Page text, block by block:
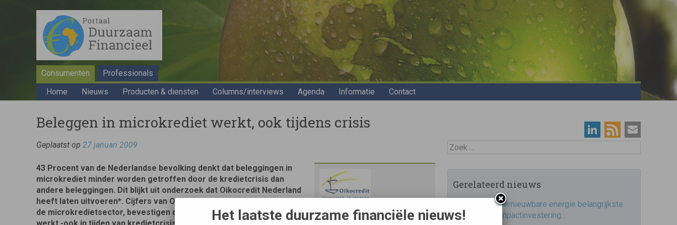
Consumenten
Professionals
Home
Nieuws Producten & diensten Columns/interviews Agenda Informatie Contact
Beleggen in microkrediet werkt, ook tijdens crisis
Geplaatst op 27 januari 2009
Bron
43 Procent van de Nederlandse bevolking denkt dat beleggingen in
microkrediet minder worden getroffen door de kredietcrisis dan
andere beleggingen. Dit blijkt uit onderzoek dat Oikocredit Nederland
heeft laten uitvoeren*. Cijfers van Oikocredit, een grote financier van
de microkredietsector, bevestigen dat beleggen in microkrediet
Zoek
Gerelateerd nieuws
Hernieuwbare energie belangrijkste
impactinvestering…
Het laatste duurzame financiële nieuws!